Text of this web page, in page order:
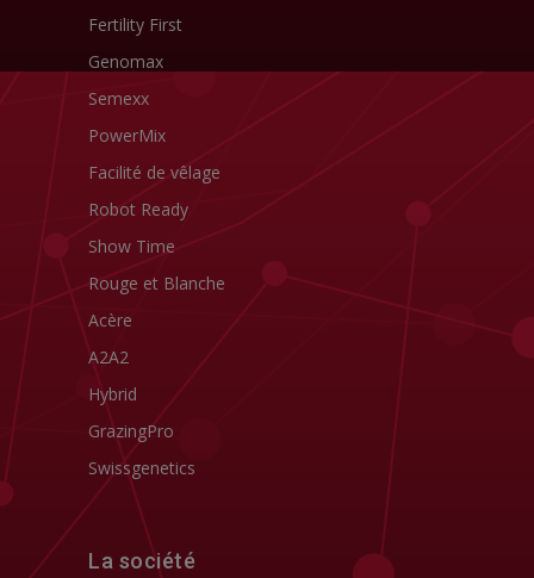
Fertility First
Genomax
Semexx
PowerMix
Facilité de vêlage
Robot Ready
Show Time
Rouge et Blanche
Acère
A2A2
Hybrid
GrazingPro
Swissgenetics
La société